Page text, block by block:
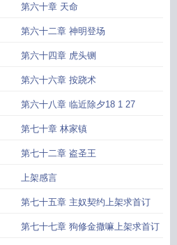
第六十章 天命
第六十二章 神明登场
第六十四章 虎头铡
第六十六章 按跷术
第六十八章 临近除夕18 1 27
第七十章 林家镇
第七十二章 盗圣王
上架感言
第七十五章 主奴契约上架求首订
第七十七章 狗修金撒嘛上架求首订